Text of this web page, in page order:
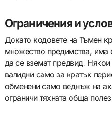
Ограничения и
Докато кодовете на Тъмен
множество предимства, има
да се вземат предвид.
валидни само за кратък
обменени само веднъж на
ограничи тяхната обща